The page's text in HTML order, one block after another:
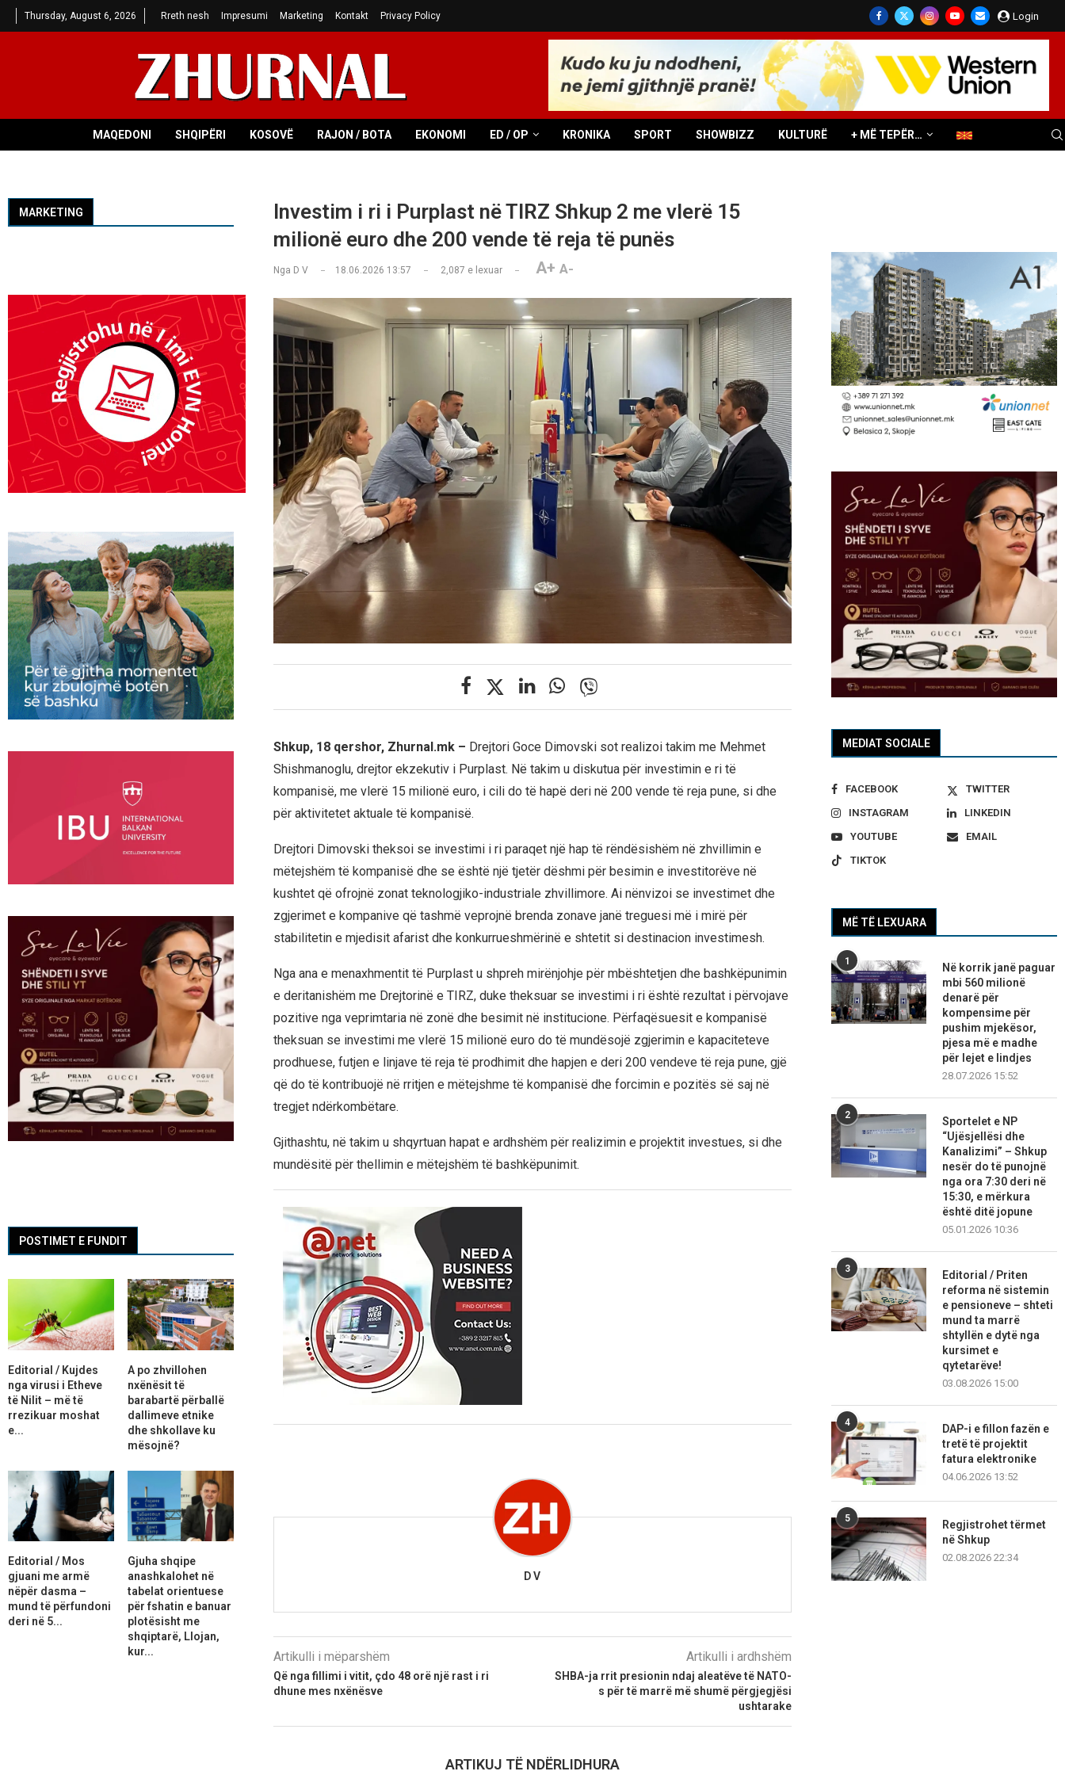
Thursday, August 6, 2026 Rreth nesh Impresumi Marketing Kontakt Privacy Policy Login
MAQEDONI SHQIPËRI KOSOVË RAJON / BOTA EKONOMI ED / OP KRONIKA SPORT SHOWBIZZ KULTURË + MË TEPËR…
Investim i ri i Purplast në TIRZ Shkup 2 me vlerë 15
milionë euro dhe 200 vende të reja të punës
Nga D V 18.06.2026 13:57 2,087 e lexuar A+ A-
Shkup, 18 qershor, Zhurnal.mk – Drejtori Goce Dimovski sot realizoi takim me Mehmet
Shishmanoglu, drejtor ekzekutiv i Purplast. Në takim u diskutua për investimin e ri të
kompanisë, me vlerë 15 milionë euro, i cili do të hapë deri në 200 vende të reja pune, si dhe
për aktivitetet aktuale të kompanisë.
Drejtori Dimovski theksoi se investimi i ri paraqet një hap të rëndësishëm në zhvillimin e
mëtejshëm të kompanisë dhe se është një tjetër dëshmi për besimin e investitorëve në
kushtet që ofrojnë zonat teknologjiko-industriale zhvillimore. Ai nënvizoi se investimet dhe
zgjerimet e kompanive që tashmë veprojnë brenda zonave janë treguesi më i mirë për
stabilitetin e mjedisit afarist dhe konkurrueshmërinë e shtetit si destinacion investimesh.
Nga ana e menaxhmentit të Purplast u shpreh mirënjohje për mbështetjen dhe bashkëpunimin
e deritanishëm me Drejtorinë e TIRZ, duke theksuar se investimi i ri është rezultat i përvojave
pozitive nga veprimtaria në zonë dhe besimit në institucione. Përfaqësuesit e kompanisë
theksuan se investimi me vlerë 15 milionë euro do të mundësojë zgjerimin e kapaciteteve
prodhuese, futjen e linjave të reja të prodhimit dhe hapjen e deri 200 vendeve të reja pune, gjë
që do të kontribuojë në rritjen e mëtejshme të kompanisë dhe forcimin e pozitës së saj në
tregjet ndërkombëtare.
Gjithashtu, në takim u shqyrtuan hapat e ardhshëm për realizimin e projektit investues, si dhe
mundësitë për thellimin e mëtejshëm të bashkëpunimit.
D V
Artikulli i mëparshëm
Që nga fillimi i vitit, çdo 48 orë një rast i ri
dhune mes nxënësve
Artikulli i ardhshëm
SHBA-ja rrit presionin ndaj aleatëve të NATO-
s për të marrë më shumë përgjegjësi
ushtarake
ARTIKUJ TË NDËRLIDHURA
MEDIAT SOCIALE
FACEBOOK
TWITTER
INSTAGRAM
LINKEDIN
YOUTUBE
EMAIL
TIKTOK
MË TË LEXUARA
1
Në korrik janë paguar
mbi 560 milionë
denarë për
kompensime për
pushim mjekësor,
pjesa më e madhe
për lejet e lindjes
28.07.2026 15:52
2
Sportelet e NP
“Ujësjellësi dhe
Kanalizimi” – Shkup
nesër do të punojnë
nga ora 7:30 deri në
15:30, e mërkura
është ditë jopune
05.01.2026 10:36
3
Editorial / Priten
reforma në sistemin
e pensioneve – shteti
mund ta marrë
shtyllën e dytë nga
kursimet e
qytetarëve!
03.08.2026 15:00
4
DAP-i e fillon fazën e
tretë të projektit
fatura elektronike
04.06.2026 13:52
5
Regjistrohet tërmet
në Shkup
02.08.2026 22:34
MARKETING
POSTIMET E FUNDIT
Editorial / Kujdes
nga virusi i Etheve
të Nilit – më të
rrezikuar moshat
e...
A po zhvillohen
nxënësit të
barabartë përballë
dallimeve etnike
dhe shkollave ku
mësojnë?
Editorial / Mos
gjuani me armë
nëpër dasma –
mund të përfundoni
deri në 5...
Gjuha shqipe
anashkalohet në
tabelat orientuese
për fshatin e banuar
plotësisht me
shqiptarë, Llojan,
kur...